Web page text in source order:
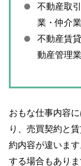
不動産取
業・仲介業
不動産賃
動産管理業
おもな仕事内容
り、売買契約と
約内容が違いま
する場合もありま